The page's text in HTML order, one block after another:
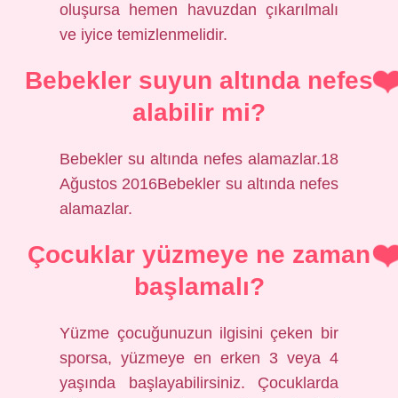
oluşursa hemen havuzdan çıkarılmalı
ve iyice temizlenmelidir.
Bebekler suyun altında nefes
alabilir mi?
Bebekler su altında nefes alamazlar.18
Ağustos 2016Bebekler su altında nefes
alamazlar.
Çocuklar yüzmeye ne zaman
başlamalı?
Yüzme çocuğunuzun ilgisini çeken bir
sporsa, yüzmeye en erken 3 veya 4
yaşında başlayabilirsiniz. Çocuklarda